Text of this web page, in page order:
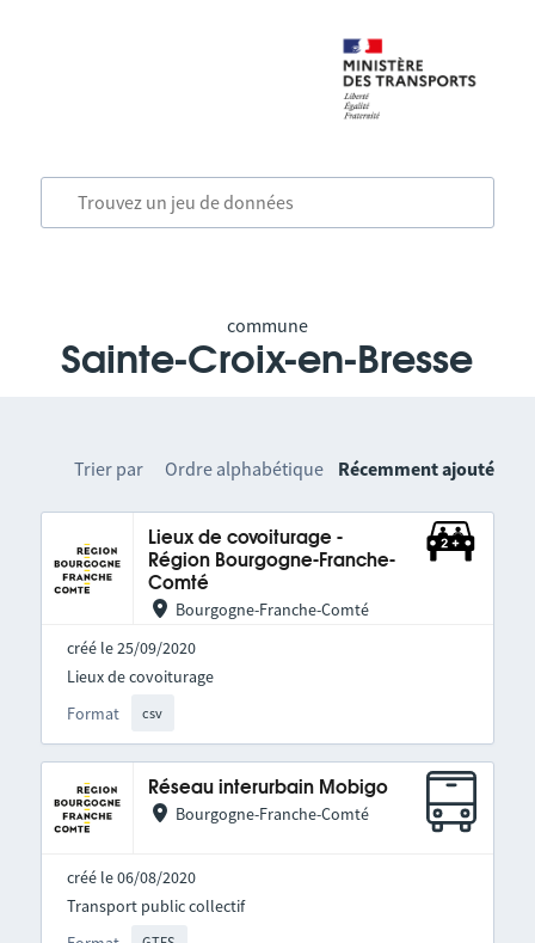
commune
Sainte-Croix-en-Bresse
Trier par Ordre alphabétique Récemment ajouté
Lieux de covoiturage -
Région Bourgogne-Franche-
Comté
Bourgogne-Franche-Comté
créé le 25/09/2020
Format csv
Lieux de covoiturage
Réseau interurbain Mobigo
Bourgogne-Franche-Comté
créé le 06/08/2020
Transport public collectif